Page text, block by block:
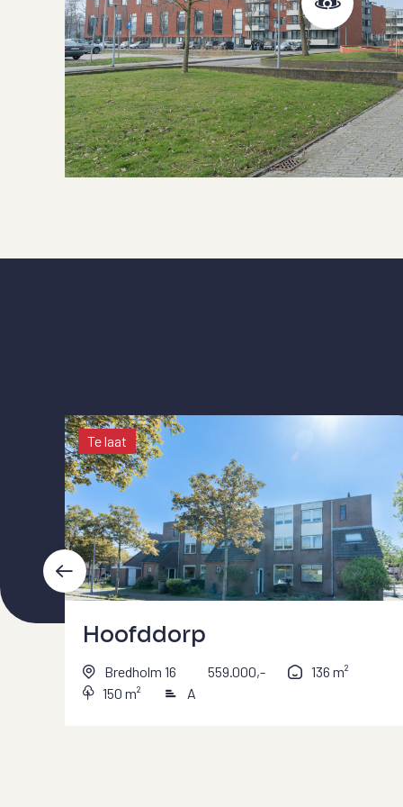
Facilities
Garage type
Parking facilities
VVE periodic contribution
Te laat
Hoofddorp
Bredholm 16 559.000,-
136 m²
150 m²
A